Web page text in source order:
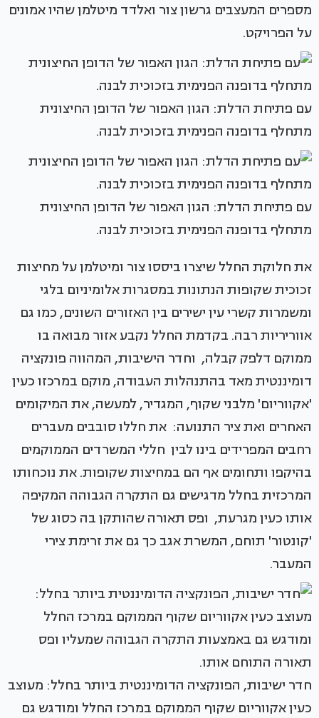
מספרים המעצבים גרשון צור ואלדד מיטלמן שהיו אמונים
על הפרויקט.
עם פתיחת הדלת: הגון האפור של הדופן החיצונית
מתחלף בדופנה הפנימית בזכוכית לבנה.
עם פתיחת הדלת: הגון האפור של הדופן החיצונית
מתחלף בדופנה הפנימית בזכוכית לבנה.
את חלוקת החלל שיצרו ביססו צור ומיטלמן על מחיצות
זכוכית שקופות הנתונות במסגרות אלומיניום בלגי
ומשמרות קשרי עין ישירים בין האזורים השונים, כמו גם
אווריריות רבה. בקדמת החלל נקבע אזור מבואה בו
ממוקם דלפק קבלה, וחדר הישיבות, המהווה פונקציה
דומיננטית מאד בהתנהלות העבודה, מוקם במרכזו כעין
'אקווריום' מלבני שקוף, המגדיר, למעשה, את המיקומים
האחרים ואת ציר התנועה: את חללו סובבים מעברים
רחבים המפרידים בינו לבין חללי המשרדים הממוקמים
בהיקפו ותחומים אף הם במחיצות שקופות. את נוכחותו
המרכזית בחלל מדגישים גם התקרה הגבוהה המקיפה
אותו כעין מגרעת, ופס תאורה שהותקן בה כסוג של
'קונטור' תוחם, המשרת אגב כך גם את זרימת צירי
המעבר.
חדר ישיבות, הפונקציה הדומיננטית ביותר בחלל: מעוצב
כעין אקווריום שקוף הממוקם במרכז החלל ומודגש גם